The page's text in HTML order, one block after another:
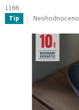
1166
Tip
Průměrné
produktu
0,0
hvězdiček.
Neohodnoceno